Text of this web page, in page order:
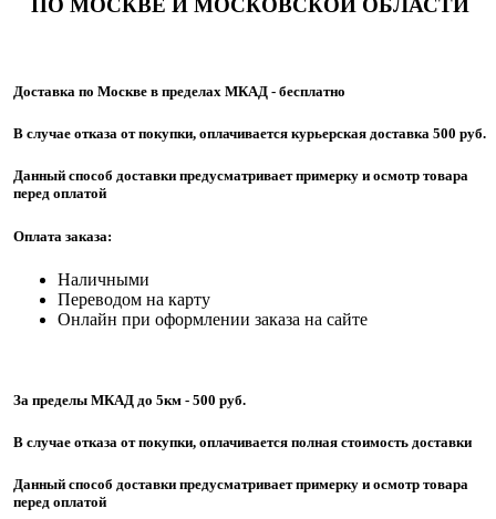
ПО МОСКВЕ И МОСКОВСКОЙ ОБЛАСТИ
Доставка по Москве в пределах МКАД - бесплатно
В случае отказа от покупки, оплачивается курьерская доставка 500 руб.
Данный способ доставки предусматривает примерку и осмотр товара
перед оплатой
Оплата заказа:
Наличными
Переводом на карту
Онлайн при оформлении заказа на сайте
За пределы МКАД до 5км - 500 руб.
В случае отказа от покупки, оплачивается полная стоимость доставки
Данный способ доставки предусматривает примерку и осмотр товара
перед оплатой